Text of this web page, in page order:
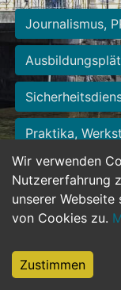
Wir verwenden
Nutzererfahrung
unserer Webseite
von Cookies zu.
Zustimmen
Journalismus,
Praktika,
Personalwesen
Hilfskräfte,
Weiterbildung,